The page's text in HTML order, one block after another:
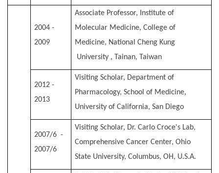
2004 -
2009
Associate Professor, Institute of
Molecular Medicine, College of
Medicine, National Cheng Kung
University , Tainan, Taiwan
2012 -
2013
Visiting Scholar, Department of
Pharmacology, School of Medicine,
University of California, San Diego
2007/6 -
2007/6
Visiting Scholar, Dr. Carlo Croce's Lab,
Comprehensive Cancer Center, Ohio
State University, Columbus, OH, U.S.A.